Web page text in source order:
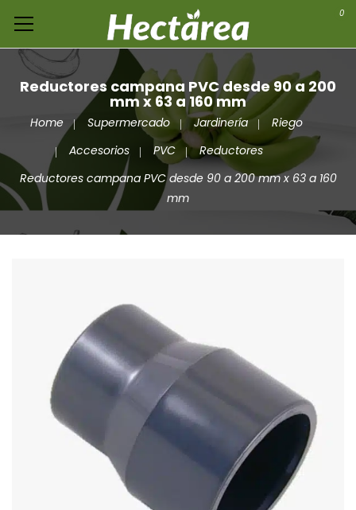
0
Reductores campana PVC desde 90 a 200
mm x 63 a 160 mm
Home Supermercado Jardinería
Riego
Accesorios
PVC
Reductores
Reductores campana PVC desde 90 a 200 mm x 63 a 160
mm